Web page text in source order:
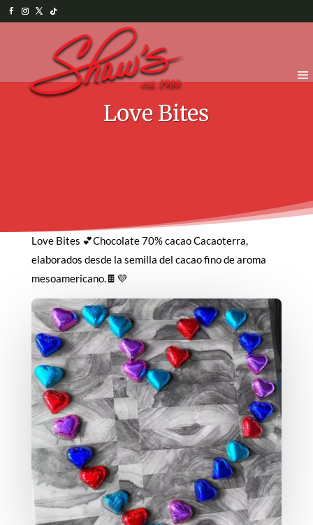
Love Bites
Love Bites 💕Chocolate 70% cacao Cacaoterra,
elaborados desde la semilla del cacao fino de aroma
mesoamericano.🍫💜